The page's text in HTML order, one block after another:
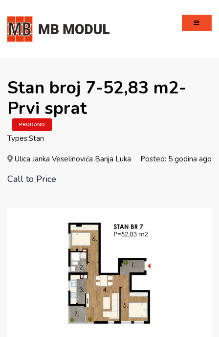
Stan broj 7-52,83 m2-
Prvi sprat
PRODANO
Types:Stan
Ulica Janka Veselinovića Banja Luka Posted: 5 godina ago
Call to Price